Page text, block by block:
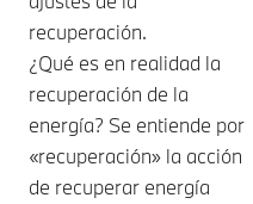
recuperación.
¿Qué es en realidad la
recuperación de la
energía? Se entiende por
«recuperación» la acción
de recuperar energía